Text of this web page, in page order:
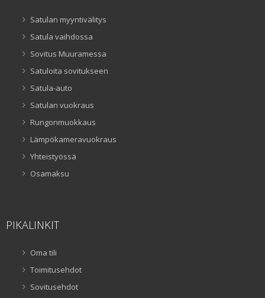
Satulan myyntivälitys
Satula vaihdossa
Sovitus Muuramessa
Satuloita sovitukseen
Satula-auto
Satulan vuokraus
Rungonmuokkaus
Lämpökameravuokraus
Yhteistyössä
Osamaksu
PIKALINKIT
Oma tili
Toimitusehdot
Sovitusehdot